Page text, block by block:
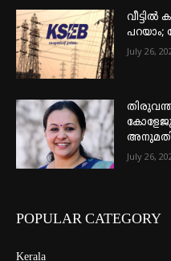
വീട്ടില്‍
പറയാം;
July 26,
July 26,
POPULAR CATEGORY
Kerala